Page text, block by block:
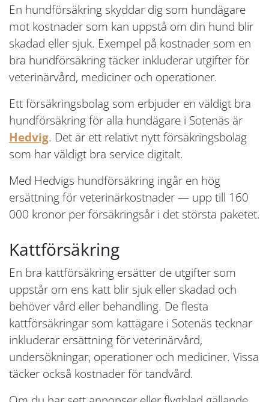
En hundförsäkring skyddar dig som hundägare
mot kostnader som kan uppstå om din hund blir
skadad eller sjuk. Exempel på kostnader som en
bra hundförsäkring täcker inkluderar utgifter för
veterinärvård, mediciner och operationer.
Ett försäkringsbolag som erbjuder en väldigt bra
hundförsäkring för alla hundägare i Sotenäs är
Hedvig. Det är ett relativt nytt försäkringsbolag
som har väldigt bra service digitalt.
Med Hedvigs hundförsäkring ingår en hög
ersättning för veterinärkostnader — upp till 160
000 kronor per försäkringsår i det största paketet.
Kattförsäkring
En bra kattförsäkring ersätter de utgifter som
uppstår om ens katt blir sjuk eller skadad och
behöver vård eller behandling. De flesta
kattförsäkringar som kattägare i Sotenäs tecknar
inkluderar ersättning för veterinärvård,
undersökningar, operationer och mediciner. Vissa
täcker också kostnader för tandvård.